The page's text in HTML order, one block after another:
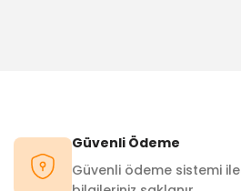
Güvenli Ödeme
Güvenli ödeme sistemi ile